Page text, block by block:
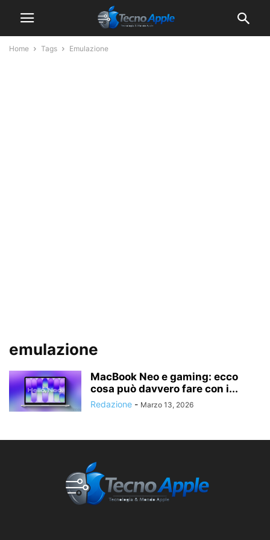
Home Tags Emulazione
emulazione
MacBook Neo e gaming: ecco
cosa può davvero fare con i...
Redazione - Marzo 13, 2026